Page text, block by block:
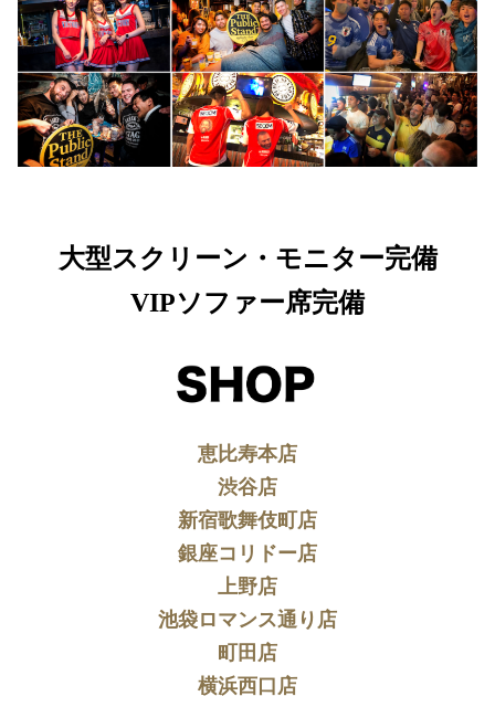
大型スクリーン・モニター完備
VIPソファー席完備
恵比寿本店
渋谷店
新宿歌舞伎町店
銀座コリドー店
上野店
池袋ロマンス通り店
町田店
横浜西口店